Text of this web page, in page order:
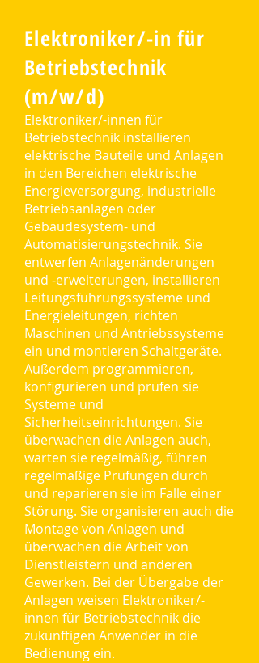
Elektroniker/-in für
Betriebstechnik
(m/w/d)
Elektroniker/-innen für
Betriebstechnik installieren
elektrische Bauteile und Anlagen
in den Bereichen elektrische
Energieversorgung, industrielle
Betriebsanlagen oder
Gebäudesystem- und
Automatisierungstechnik. Sie
entwerfen Anlagenänderungen
und ‑erweiterungen, installieren
Leitungsführungssysteme und
Energieleitungen, richten
Maschinen und Antriebssysteme
ein und montieren Schaltgeräte.
Außerdem programmieren,
konfigurieren und prüfen sie
Systeme und
Sicherheitseinrichtungen. Sie
überwachen die Anlagen auch,
warten sie regelmäßig, führen
regelmäßige Prüfungen durch
und reparieren sie im Falle einer
Störung. Sie organisieren auch die
Montage von Anlagen und
überwachen die Arbeit von
Dienstleistern und anderen
Gewerken. Bei der Übergabe der
Anlagen weisen Elektroniker/-
innen für Betriebstechnik die
zukünftigen Anwender in die
Bedienung ein.